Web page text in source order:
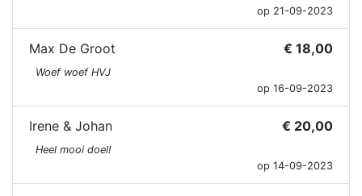
Wij richten ons op kinderen en gezinnen die leven
in de meest geïsoleerde en arme gebieden van
Indonesië, waar andere hulporganisaties niet of
nauwelijks komen. Deze gebieden zijn lastig
bereikbaar. Heel veel gezinnen kunnen amper het
hoofd boven water houden. Goede medische
op 21-09-2023
Max De Groot € 18,00
Woef woef HVJ
op 16-09-2023
Irene & Johan € 20,00
Heel mooi doel!
op 14-09-2023